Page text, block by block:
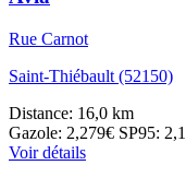
Rue Carnot
Saint-Thiébault (52150)
Distance: 16,0 km
Gazole: 2,279€ SP95:
Voir détails